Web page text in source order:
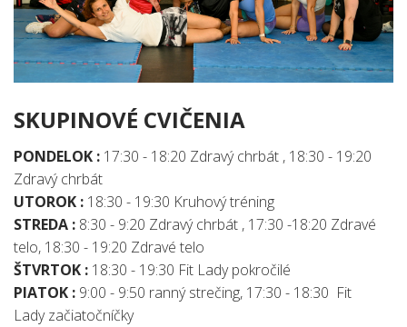
SKUPINOVÉ CVIČENIA
PONDELOK : 17:30 - 18:20 Zdravý chrbát , 18:30 - 19:20
Zdravý chrbát
UTOROK : 18:30 - 19:30 Kruhový tréning
STREDA : 8:30 - 9:20 Zdravý chrbát , 17:30 -18:20 Zdravé
telo, 18:30 - 19:20 Zdravé telo
ŠTVRTOK : 18:30 - 19:30 Fit Lady pokročilé
PIATOK : 9:00 - 9:50 ranný strečing, 17:30 - 18:30 Fit
Lady začiatočníčky